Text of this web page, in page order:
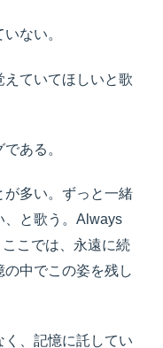
ない。
ていてほしいと歌
ある。
が多い。ずっと一緒
、と歌う。Always
こでは、永遠に続
の中でこの姿を残し
、記憶に託してい